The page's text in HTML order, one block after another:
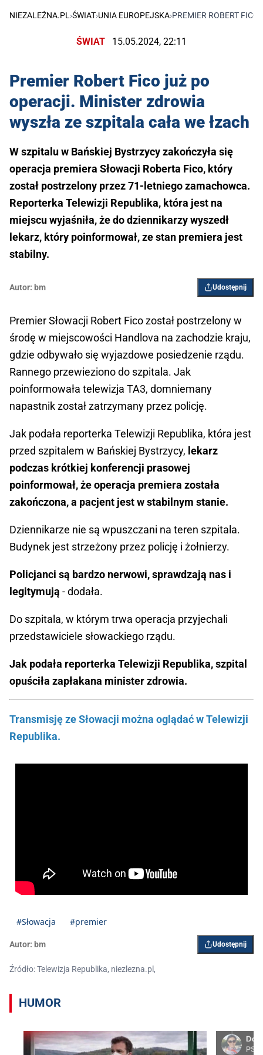
NIEZALEŻNA.PL ›ŚWIAT›UNIA EUROPEJSKA›PREMIER ROBERT
ŚWIAT 15.05.2024, 22:11
Premier Robert Fico już po
operacji. Minister zdrowia
wyszła ze szpitala cała we łzach
W szpitalu w Bańskiej Bystrzycy zakończyła się
operacja premiera Słowacji Roberta Fico, który
został postrzelony przez 71-letniego zamachowca.
Reporterka Telewizji Republika, która jest na
miejscu wyjaśniła, że do dziennikarzy wyszedł
lekarz, który poinformował, ze stan premiera jest
stabilny.
Autor: bm Udostępnij
Premier Słowacji Robert Fico został postrzelony w
środę w miejscowości Handlova na zachodzie kraju,
gdzie odbywało się wyjazdowe posiedzenie rządu.
Rannego przewieziono do szpitala. Jak
poinformowała telewizja TA3, domniemany
napastnik został zatrzymany przez policję.
Jak podała reporterka Telewizji Republika, która jest
przed szpitalem w Bańskiej Bystrzycy, lekarz
podczas krótkiej konferencji prasowej
poinformował, że operacja premiera została
zakończona, a pacjent jest w stabilnym stanie.
Dziennikarze nie są wpuszczani na teren szpitala.
Budynek jest strzeżony przez policję i żołnierzy.
Policjanci są bardzo nerwowi, sprawdzają nas i
legitymują - dodała.
Do szpitala, w którym trwa operacja przyjechali
przedstawiciele słowackiego rządu.
Jak podała reporterka Telewizji Republika, szpital
opuściła zapłakana minister zdrowia.
Transmisję ze Słowacji można oglądać w Telewizji
Republika.
#Słowacja #premier
Autor: bm Udostępnij
Źródło: Telewizja Republika, niezlezna.pl,
HUMOR